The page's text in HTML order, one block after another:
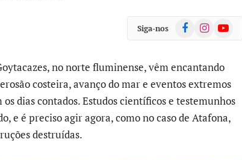
Siga-nos FacebookInstagramYouTube
no norte fluminense, vêm encantando
costeira, avanço do mar e eventos extremos
dias contados. Estudos científicos e testemunhos
e é preciso agir agora, como no caso de Atafona,
destruídas.